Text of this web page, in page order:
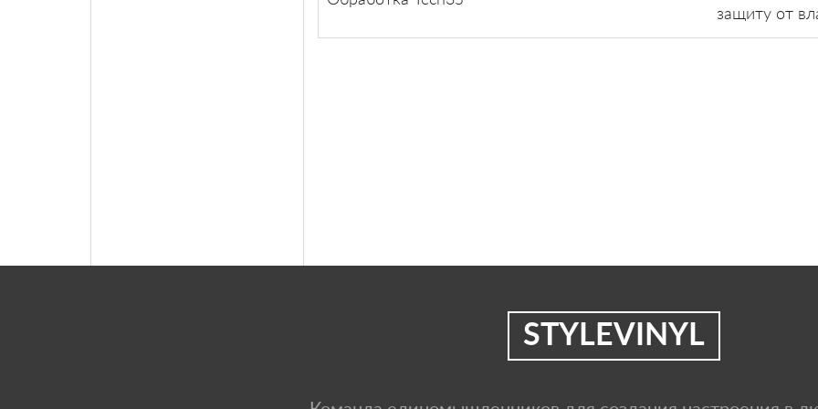
защиту от
STYLEVINYL